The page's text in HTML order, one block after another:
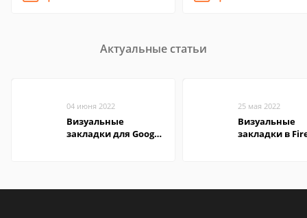
Актуальные статьи
04 июня 2022
Визуальные
закладки для Google
25 мая 2022
Визуальные
закладки в